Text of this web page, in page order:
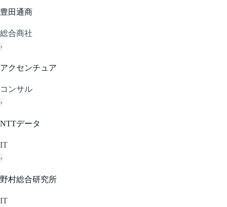
豊田通商
総合商社
›
アクセンチュア
コンサル
›
NTTデータ
IT
›
野村総合研究所
IT